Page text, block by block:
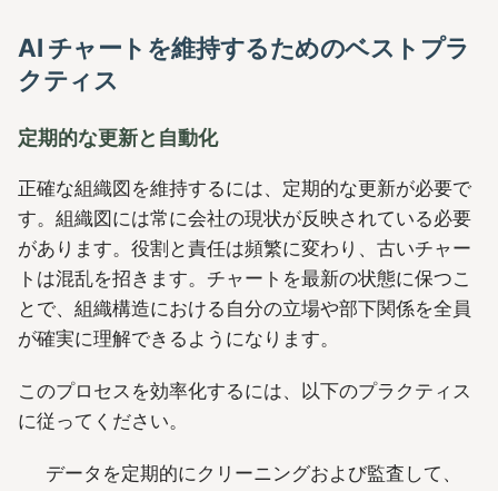
AI チャートを維持するためのベストプラ
クティス
定期的な更新と自動化
正確な組織図を維持するには、定期的な更新が必要で
す。組織図には常に会社の現状が反映されている必要
があります。役割と責任は頻繁に変わり、古いチャー
トは混乱を招きます。チャートを最新の状態に保つこ
とで、組織構造における自分の立場や部下関係を全員
が確実に理解できるようになります。
このプロセスを効率化するには、以下のプラクティス
に従ってください。
データを定期的にクリーニングおよび監査して、